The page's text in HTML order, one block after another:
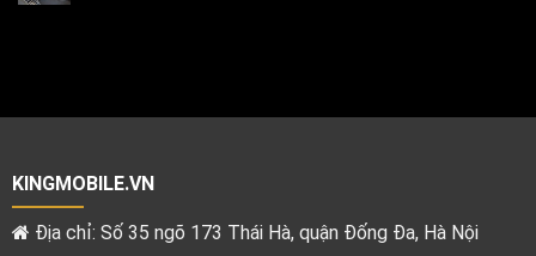
KINGMOBILE.VN
Địa chỉ: Số 35 ngõ 173 Thái Hà, quận Đống Đa, Hà Nội